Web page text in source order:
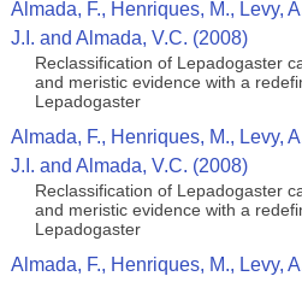
Almada, F., Henriques, M., Levy,
J.I. and Almada, V.C. (2008)
Reclassification of Lepadogaster
and meristic evidence with a
Lepadogaster
Almada, F., Henriques, M., Levy,
J.I. and Almada, V.C. (2008)
Reclassification of Lepadogaster
and meristic evidence with a
Lepadogaster
Almada, F., Henriques, M., Levy,